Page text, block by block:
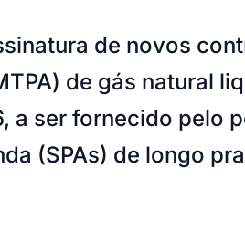
de novos
de gás natural
ser fornecido pelo
(SPAs) de longo